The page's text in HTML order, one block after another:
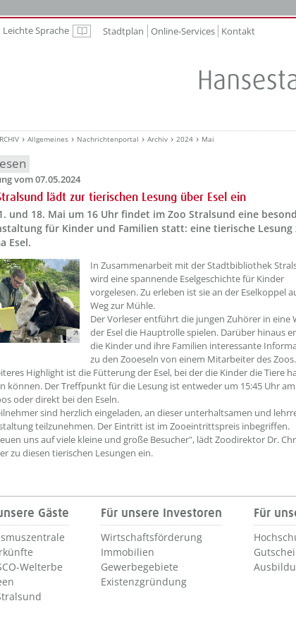
Leichte Sprache Leichte Sprache
Stadtplan Online-Services Kontakt
Allgemeines Nachrichtenportal Archiv 2024 Mai
vom 07.05.2024
lädt zur tierischen Lesung über Esel ein
und 18. Mai um 16 Uhr findet im Zoo Stralsund eine
für Kinder und Familien statt: eine tierische Lesung
Esel.
??? absaetzeOben[1]/titel ???
In Zusammenarbeit mit der Stadtbibliothek
wird eine spannende Eselgeschichte für Kinder
vorgelesen. Zu erleben ist sie an der Eselkoppel
Weg zur Mühle.
Der Vorleser entführt die jungen Zuhörer in eine
der Esel die Hauptrolle spielen. Darüber hinaus
die Kinder und ihre Familien interessante
zu den Zooeseln von einem Mitarbeiter des Zoos.
Highlight ist die Fütterung der Esel, bei der die Kinder die Tiere
können. Der Treffpunkt für die Lesung ist entweder um 15:45 Uhr
oder direkt bei den Eseln.
sind herzlich eingeladen, an dieser unterhaltsamen und
teilzunehmen. Der Eintritt ist im Zooeintrittspreis inbegriffen.
uns auf viele kleine und große Besucher", lädt Zoodirektor Dr.
zu diesen tierischen Lesungen ein.
Gäste
Welterbe
Für unsere Investoren
Wirtschaftsförderung
Immobilien
Gewerbegebiete
Existenzgründung
Für